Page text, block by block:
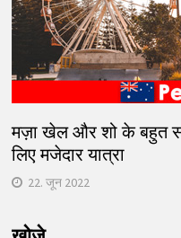
मज़ा खेल और शो के बहुत
लिए मजेदार यात्रा
22. जून 2022